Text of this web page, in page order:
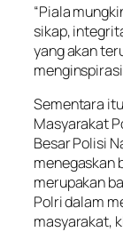
“Piala
sikap,
yang akan
Sementara
Masyarakat
Besar Polisi
menegaskan
merupakan
Polri dalam
masyarakat,